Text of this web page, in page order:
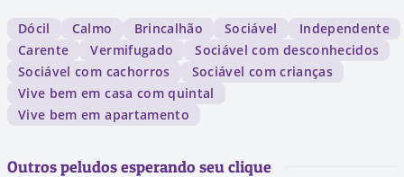
Dócil Calmo Brincalhão Sociável
Independente
Carente
Vermifugado
Sociável com desconhecidos
Sociável com cachorros
Sociável com crianças
Vive bem em casa com quintal
Vive bem em apartamento
Outros peludos esperando seu clique